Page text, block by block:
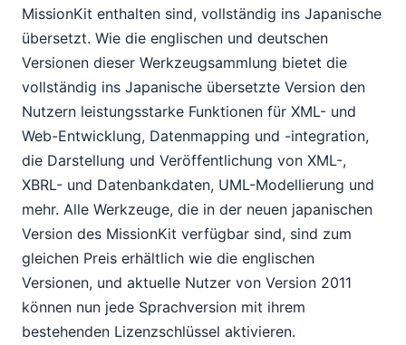
MissionKit 2011 jetzt auch auf Japanisch verfügbar
Altova erhält den Preis „Best of Beverly“ für das Jahr
2010
Neue Software-Funktion: Diagrammerstellung in
DatabaseSpy 2011
2009
2008
2007
MissionKit enthalten sind, vollständig ins Japanische
übersetzt. Wie die englischen und deutschen
Versionen dieser Werkzeugsammlung bietet die
vollständig ins Japanische übersetzte Version den
Nutzern leistungsstarke Funktionen für XML- und
Web-Entwicklung, Datenmapping und -integration,
die Darstellung und Veröffentlichung von XML-,
XBRL- und Datenbankdaten, UML-Modellierung und
mehr. Alle Werkzeuge, die in der neuen japanischen
Version des MissionKit verfügbar sind, sind zum
gleichen Preis erhältlich wie die englischen
Versionen, und aktuelle Nutzer von Version 2011
können nun jede Sprachversion mit ihrem
bestehenden Lizenzschlüssel aktivieren.